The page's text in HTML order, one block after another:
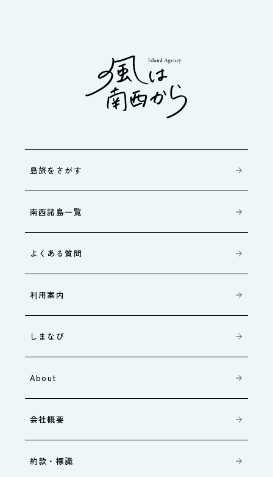
島旅をさがす
南西諸島一覧
よくある質問
利用案内
しまなび
About
会社概要
約款・標識